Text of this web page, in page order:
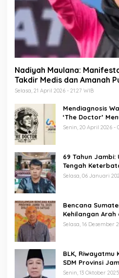
Nadiyah Maulana:
Takdir Medis dan Amanah
Selasa, 21 April 2026 - 21:27 WIB
Mendiagnosis
‘The Doctor’
Pusako Batuah
Senin, 20 April 2026 -
69 Tahun Jambi:
Tengah
Selasa, 06 Januari
Bencana
Kehilangan
Keberanian
Selasa, 16 Desember
BLK, Riwayatmu
SDM Provinsi
Senin, 13 Oktober